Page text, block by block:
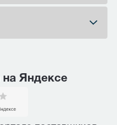
на Яндексе